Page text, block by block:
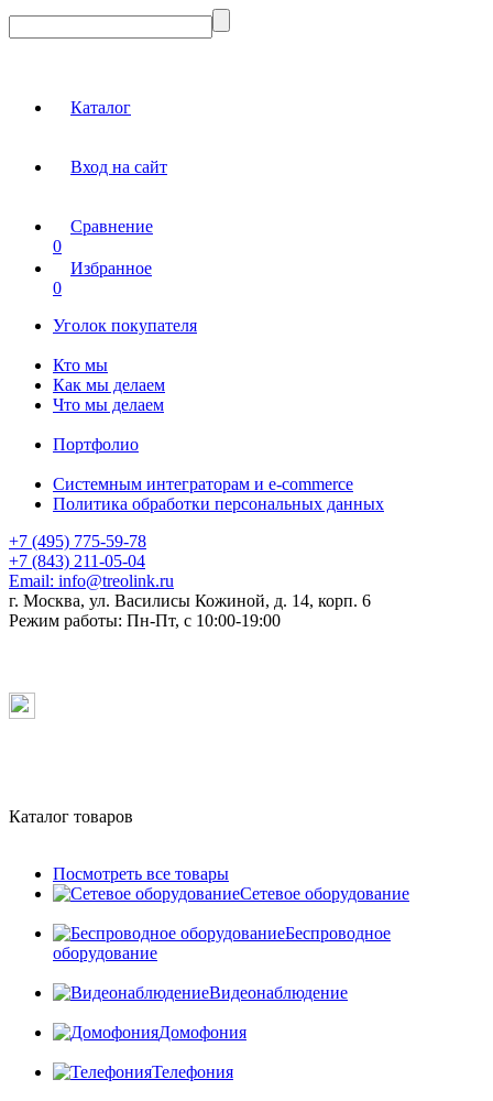
Каталог
Вход на сайт
Сравнение
0
Избранное
0
Уголок покупателя
Кто мы
Как мы делаем
Что мы делаем
Портфолио
Системным интеграторам и e-commerce
Политика обработки персональных данных
+7 (495) 775-59-78
+7 (843) 211-05-04
Email: info@treolink.ru
г. Москва, ул. Василисы Кожиной, д. 14, корп. 6
Режим работы: Пн-Пт, с 10:00-19:00
Каталог товаров
Посмотреть все товары
Сетевое оборудование
Беспроводное
оборудование
Видеонаблюдение
Домофония
Телефония